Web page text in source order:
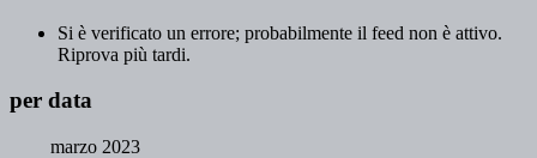
Si è verificato un errore; probabilmente il feed non è attivo.
Riprova più tardi.
per data
marzo 2023